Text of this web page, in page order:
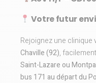
Votre futur
Rejoignez une clinique
Chaville (92),
Saint-Lazare ou
bus 171 au départ du